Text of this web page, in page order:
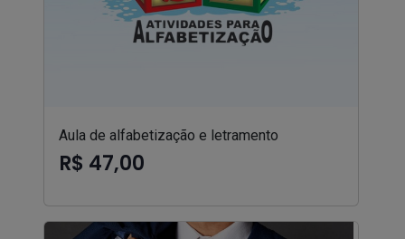
Aula de alfabetização e letramento
R$ 47,00